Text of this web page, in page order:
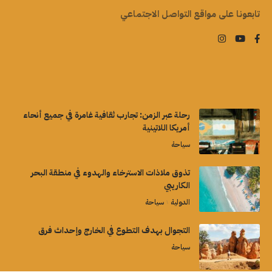
تابعونا على مواقع التواصل الاجتماعي
رحلة عبر الزمن: تجارب ثقافية غامرة في جميع أنحاء
أمريكا اللاتينية
سياحة
تذوق ملاذات الاسترخاء والهدوء في منطقة البحر
الكاريبي
الدولية سياحة
التجوال بهدف التطوع في الخارج وإحداث فرق
سياحة